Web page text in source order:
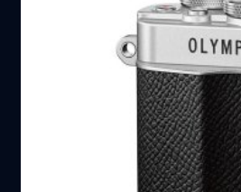
หลุดภาพ Olympus
เดิม ไม่ใช่ OM Digital
แม้จะเปลี่ยนบริษัทจาก
ล่าสุดได้มีภาพหลุดของกล้อง
เว็บไซต์ Photo Rumors หลุดอ
คือยังคงใช้ชื่อว่า Olympus ไม่ใช่
| 1891 days ago